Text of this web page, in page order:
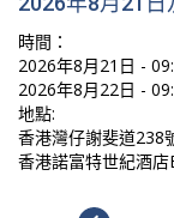
時間：
2026年8月21日 -
2026年8月22日 -
地點:
香港灣仔謝斐道238
香港諾富特世紀酒